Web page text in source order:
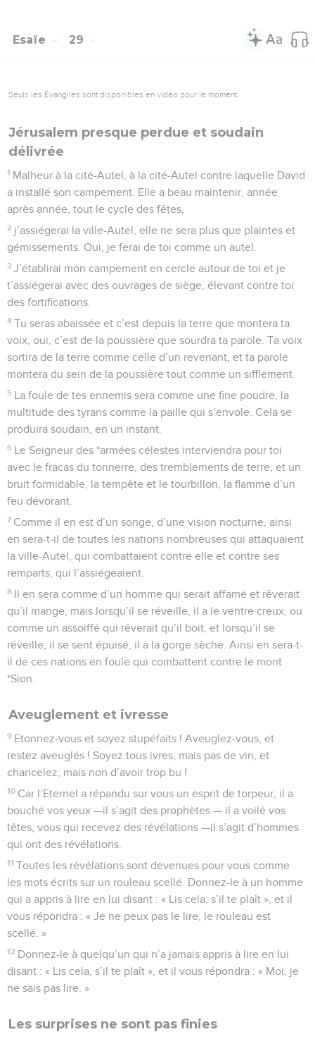
Esaïe 29
Seuls les Évangiles sont disponibles en vidéo pour le moment.
Jérusalem presque perdue et soudain
délivrée
1 Malheur à la cité-Autel, à la cité-Autel contre laquelle David
a installé son campement. Elle a beau maintenir, année
après année, tout le cycle des fêtes,
2 j’assiégerai la ville-Autel, elle ne sera plus que plaintes et
gémissements. Oui, je ferai de toi comme un autel.
3 J’établirai mon campement en cercle autour de toi et je
t’assiégerai avec des ouvrages de siège, élevant contre toi
des fortifications.
4 Tu seras abaissée et c’est depuis la terre que montera ta
voix, oui, c’est de la poussière que sourdra ta parole. Ta voix
sortira de la terre comme celle d’un revenant, et ta parole
montera du sein de la poussière tout comme un sifflement.
5 La foule de tes ennemis sera comme une fine poudre, la
multitude des tyrans comme la paille qui s’envole. Cela se
produira soudain, en un instant.
6 Le Seigneur des *armées célestes interviendra pour toi
avec le fracas du tonnerre, des tremblements de terre, et un
bruit formidable, la tempête et le tourbillon, la flamme d’un
feu dévorant.
7 Comme il en est d’un songe, d’une vision nocturne, ainsi
en sera-t-il de toutes les nations nombreuses qui attaquaient
la ville-Autel, qui combattaient contre elle et contre ses
remparts, qui l’assiégeaient.
8 Il en sera comme d’un homme qui serait affamé et rêverait
qu’il mange, mais lorsqu’il se réveille, il a le ventre creux, ou
comme un assoiffé qui rêverait qu’il boit, et lorsqu’il se
réveille, il se sent épuisé, il a la gorge sèche. Ainsi en sera-t-
il de ces nations en foule qui combattent contre le mont
*Sion.
Aveuglement et ivresse
9 Etonnez-vous et soyez stupéfaits ! Aveuglez-vous, et
restez aveuglés ! Soyez tous ivres, mais pas de vin, et
chancelez, mais non d’avoir trop bu !
10 Car l’Eternel a répandu sur vous un esprit de torpeur, il a
bouché vos yeux —il s’agit des prophètes — il a voilé vos
têtes, vous qui recevez des révélations —il s’agit d’hommes
qui ont des révélations.
11 Toutes les révélations sont devenues pour vous comme
les mots écrits sur un rouleau scellé. Donnez-le à un homme
qui a appris à lire en lui disant : « Lis cela, s’il te plaît », et il
vous répondra : « Je ne peux pas le lire, le rouleau est
scellé. »
12 Donnez-le à quelqu’un qui n’a jamais appris à lire en lui
disant : « Lis cela, s’il te plaît », et il vous répondra : « Moi, je
ne sais pas lire. »
Les surprises ne sont pas finies